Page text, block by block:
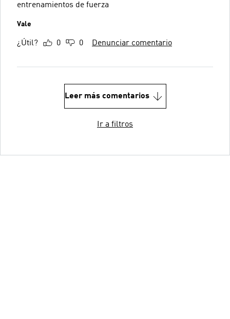
entrenamientos de fuerza
Vale
¿Útil? 0 0 Denunciar comentario
Leer más comentarios
Ir a filtros